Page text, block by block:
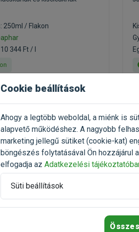
250ml / Flakon
344 Ft / l
3 448 Ft
Kosárba
-
Cookie beállítások
Ahogy a legtöbb weboldal, a miénk is
alapvető működéshez. A nagyobb
marketing jellegű sütiket (cookie-kat)
böngészés folytatásával Ön hozzájárul
elfogadja az Adatkezelési
Süti beállítások